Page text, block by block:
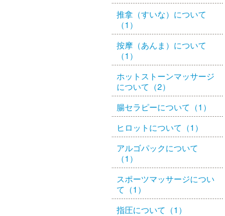
推拿（すいな）について
（1）
按摩（あんま）について
（1）
ホットストーンマッサージ
について（2）
腸セラピーについて（1）
ヒロットについて（1）
アルゴパックについて
（1）
スポーツマッサージについ
て（1）
指圧について（1）